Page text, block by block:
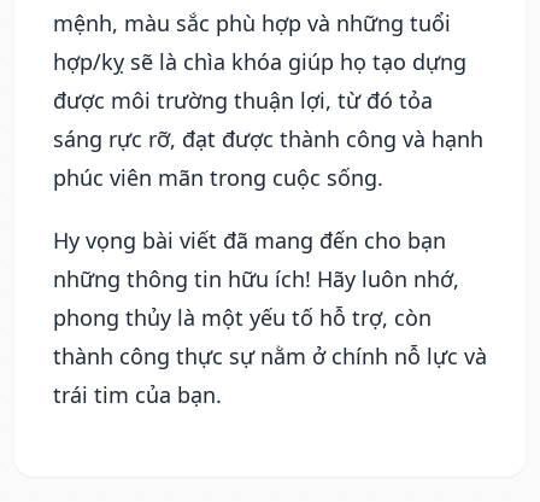
mệnh, màu sắc phù hợp và những tuổi
hợp/kỵ sẽ là chìa khóa giúp họ tạo dựng
được môi trường thuận lợi, từ đó tỏa
sáng rực rỡ, đạt được thành công và hạnh
phúc viên mãn trong cuộc sống.
Hy vọng bài viết đã mang đến cho bạn
những thông tin hữu ích! Hãy luôn nhớ,
phong thủy là một yếu tố hỗ trợ, còn
thành công thực sự nằm ở chính nỗ lực và
trái tim của bạn.